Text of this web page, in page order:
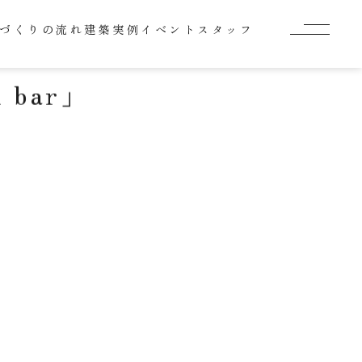
くりの流れ建築実例 イベント スタッフ
」